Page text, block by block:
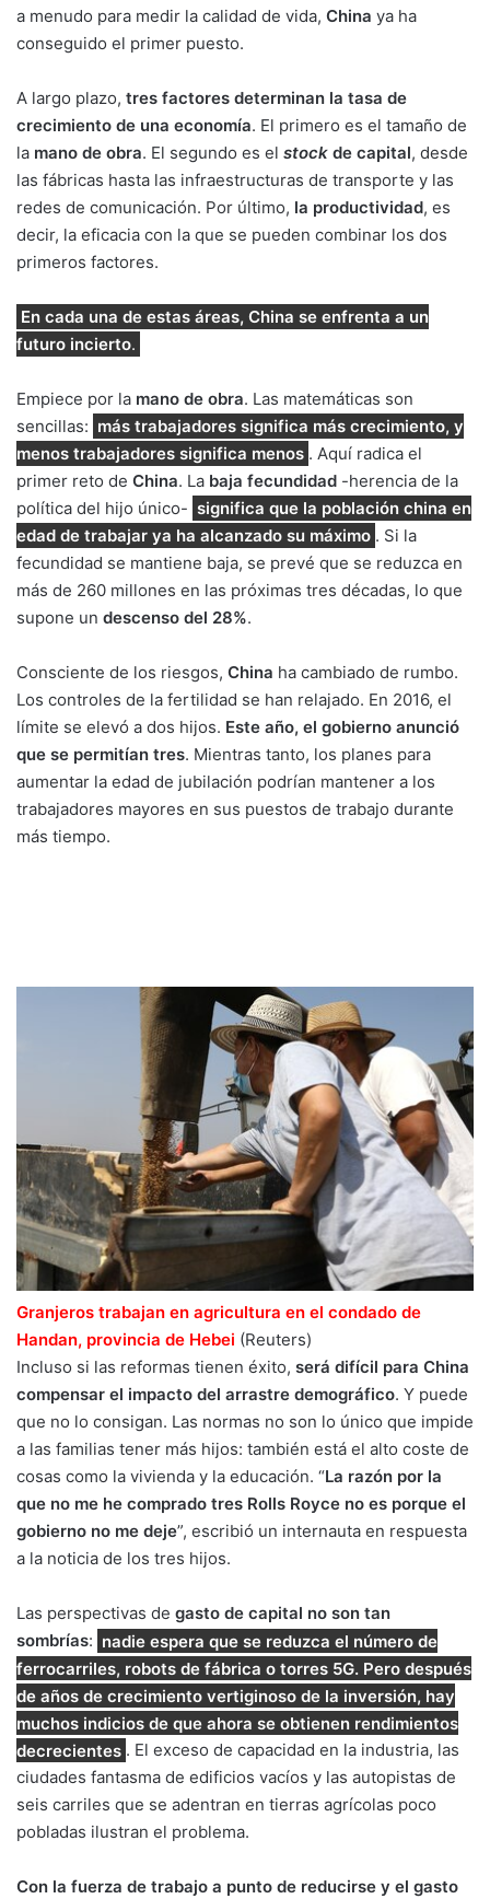
a menudo para medir la calidad de vida, China ya ha
conseguido el primer puesto.
A largo plazo, tres factores determinan la tasa de
crecimiento de una economía. El primero es el tamaño de
la mano de obra. El segundo es el stock de capital, desde
las fábricas hasta las infraestructuras de transporte y las
redes de comunicación. Por último, la productividad, es
decir, la eficacia con la que se pueden combinar los dos
primeros factores.
En cada una de estas áreas, China se enfrenta a un
futuro incierto.
Empiece por la mano de obra. Las matemáticas son
sencillas: más trabajadores significa más crecimiento, y
menos trabajadores significa menos . Aquí radica el
primer reto de China. La baja fecundidad -herencia de la
política del hijo único- significa que la población china en
edad de trabajar ya ha alcanzado su máximo . Si la
fecundidad se mantiene baja, se prevé que se reduzca en
más de 260 millones en las próximas tres décadas, lo que
supone un descenso del 28%.
Consciente de los riesgos, China ha cambiado de rumbo.
Los controles de la fertilidad se han relajado. En 2016, el
límite se elevó a dos hijos. Este año, el gobierno anunció
que se permitían tres. Mientras tanto, los planes para
aumentar la edad de jubilación podrían mantener a los
trabajadores mayores en sus puestos de trabajo durante
más tiempo.
Granjeros trabajan en agricultura en el condado de
Handan, provincia de Hebei (Reuters)
Incluso si las reformas tienen éxito, será difícil para China
compensar el impacto del arrastre demográfico. Y puede
que no lo consigan. Las normas no son lo único que impide
a las familias tener más hijos: también está el alto coste de
cosas como la vivienda y la educación. “La razón por la
que no me he comprado tres Rolls Royce no es porque el
gobierno no me deje”, escribió un internauta en respuesta
a la noticia de los tres hijos.
Las perspectivas de gasto de capital no son tan
sombrías: nadie espera que se reduzca el número de
ferrocarriles, robots de fábrica o torres 5G. Pero después
de años de crecimiento vertiginoso de la inversión, hay
muchos indicios de que ahora se obtienen rendimientos
decrecientes . El exceso de capacidad en la industria, las
ciudades fantasma de edificios vacíos y las autopistas de
seis carriles que se adentran en tierras agrícolas poco
pobladas ilustran el problema.
Con la fuerza de trabajo a punto de reducirse y el gasto